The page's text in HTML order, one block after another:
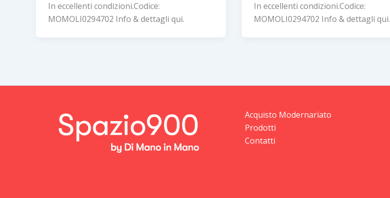
In eccellenti condizioni.Codice:
MOMOLI0294702 Info & dettagli qui.
In eccellenti condizioni.Codice:
MOMOLI0294702 Info & dettagli qui.
Acquisto Modernariato
Prodotti
Contatti